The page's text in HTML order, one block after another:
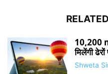
10,200
मिलेंगी
Shweta